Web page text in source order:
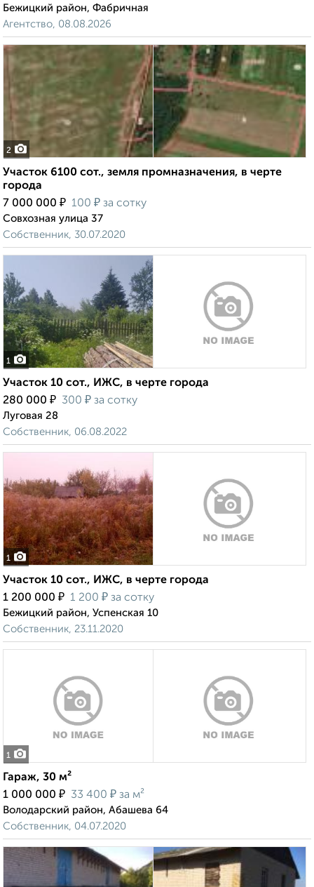
Бежицкий район, Фабричная
Агентство, 08.08.2026
2
Участок 6100 сот., земля промназначения, в черте
города
7 000 000 ₽ 100 ₽ за сотку
Совхозная улица 37
Собственник, 30.07.2020
1
Участок 10 сот., ИЖС, в черте города
280 000 ₽ 300 ₽ за сотку
Луговая 28
Собственник, 06.08.2022
1
Участок 10 сот., ИЖС, в черте города
1 200 000 ₽ 1 200 ₽ за сотку
Бежицкий район, Успенская 10
Собственник, 23.11.2020
1
Гараж, 30 м²
1 000 000 ₽ 33 400 ₽ за м²
Володарский район, Абашева 64
Собственник, 04.07.2020